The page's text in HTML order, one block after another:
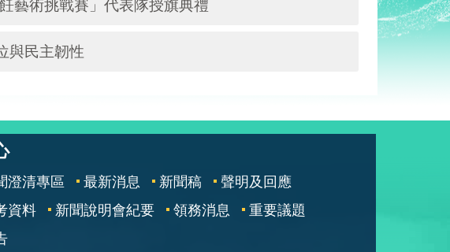
藝術挑戰賽」代表隊授旗典禮
與民主韌性
澄清專區 最新消息 新聞稿
聲明及回應
資料
新聞說明會紀要 領務消息
重要議題